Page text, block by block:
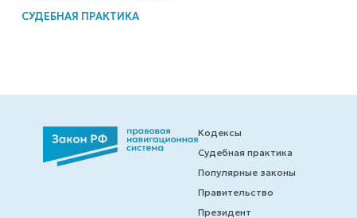
СУДЕБНАЯ ПРАКТИКА
Кодексы
Судебная практика
Популярные законы
Правительство
Президент